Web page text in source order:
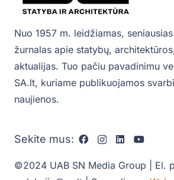
Nuo 1957 m. leidžiamas,
žurnalas apie statybų,
aktualijas. Tuo pačiu pavadinimu
SA.lt, kuriame publikuojamos
naujienos.
Sekite mus:
©2024 UAB SN Media Group | El.